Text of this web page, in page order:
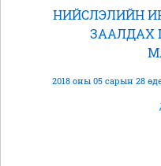
НИЙСЛЭЛИЙН
ЗААЛДАХ
2018 оны 05 сарын 28